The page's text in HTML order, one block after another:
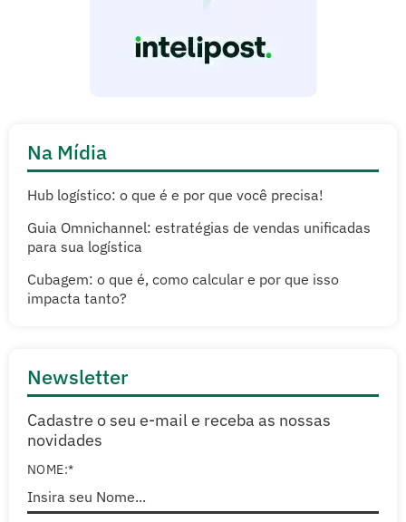
Na Mídia
Hub logístico: o que é e por que você precisa!
Guia Omnichannel: estratégias de vendas unificadas
para sua logística
Cubagem: o que é, como calcular e por que isso
impacta tanto?
Newsletter
Cadastre o seu e-mail e receba as nossas
novidades
NOME:*